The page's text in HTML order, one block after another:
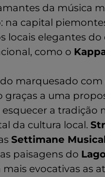
da música
na capital
locais elegantes
como o
marquesado
graças a uma
a tradição
da cultura local.
Settimane
paisagens do
evocativas as